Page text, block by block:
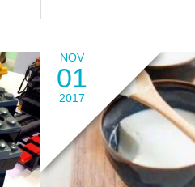
NOV
01
2017